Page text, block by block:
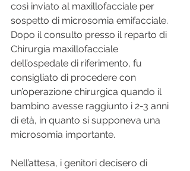
così inviato al maxillofacciale per
sospetto di microsomia emifacciale.
Dopo il consulto presso il reparto di
Chirurgia maxillofacciale
dell’ospedale di riferimento, fu
consigliato di procedere con
un’operazione chirurgica quando il
bambino avesse raggiunto i 2-3 anni
di età, in quanto si supponeva una
microsomia importante.
Nell’attesa, i genitori decisero di